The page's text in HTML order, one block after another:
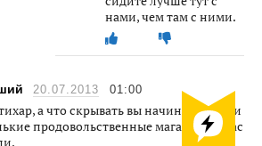
нами, чем там с ними.
20.07.2013 01:00
а что скрывать вы начинали с ип и
продовольственные магазины у вас